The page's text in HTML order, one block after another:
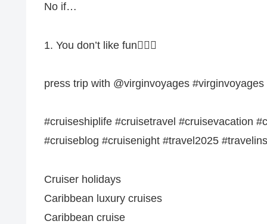
No if…
1. You don’t like fun🙅🏽‍♀️
press trip with @virginvoyages #virginvoyages
#cruiseshiplife #cruisetravel #cruisevacation
#cruiseblog #cruisenight #travel2025
Cruiser holidays
Caribbean luxury cruises
Caribbean cruise